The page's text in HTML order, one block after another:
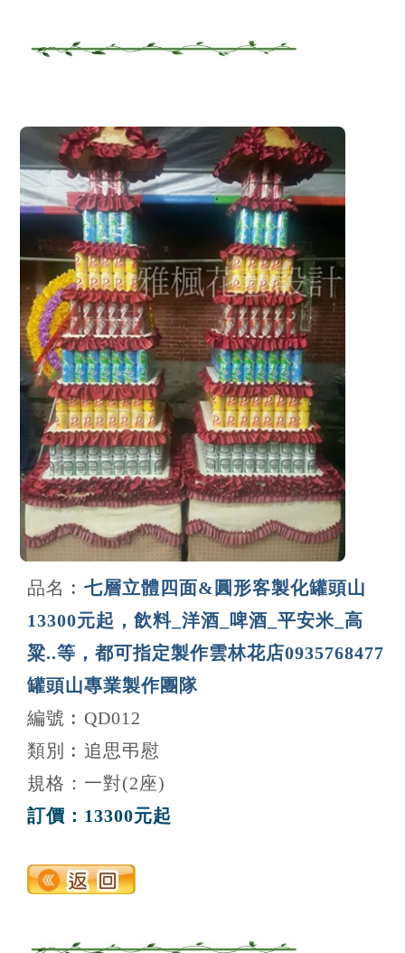
品名︰七層立體四面&圓形客製化罐頭山
13300元起，飲料_洋酒_啤酒_平安米_高
粱..等，都可指定製作雲林花店0935768477
罐頭山專業製作團隊
編號︰QD012
類別︰追思弔慰
規格：一對(2座)
訂價：13300元起